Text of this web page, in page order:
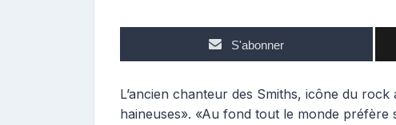
e
p
t
S'abonner
L’ancien chanteur des Smiths, icône du
haineuses». «Au fond tout le monde